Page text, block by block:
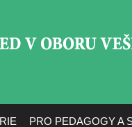
PRO PEDAGOGY A